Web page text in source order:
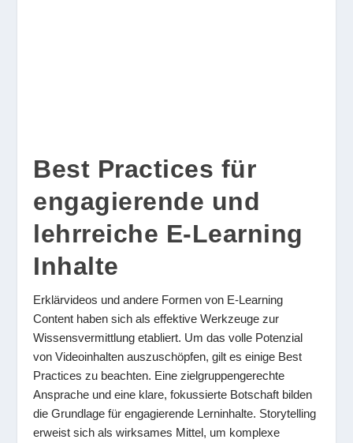
Best Practices für
engagierende und
lehrreiche E-Learning
Inhalte
Erklärvideos und andere Formen von E-Learning
Content haben sich als effektive Werkzeuge zur
Wissensvermittlung etabliert. Um das volle Potenzial
von Videoinhalten auszuschöpfen, gilt es einige Best
Practices zu beachten. Eine zielgruppengerechte
Ansprache und eine klare, fokussierte Botschaft bilden
die Grundlage für engagierende Lerninhalte. Storytelling
erweist sich als wirksames Mittel, um komplexe